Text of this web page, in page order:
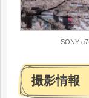
SONY
撮影情報